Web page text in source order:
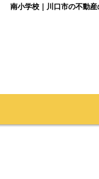
南小学校｜川口市の不動